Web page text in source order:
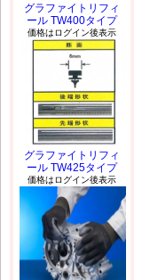
グラファイトリフィ
ール TW400タイプ
価格はログイン後表示
グラファイトリフィ
ール TW425タイプ
価格はログイン後表示